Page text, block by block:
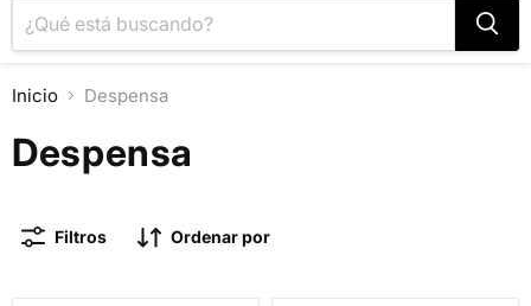
Inicio Despensa
Despensa
Filtros Ordenar por